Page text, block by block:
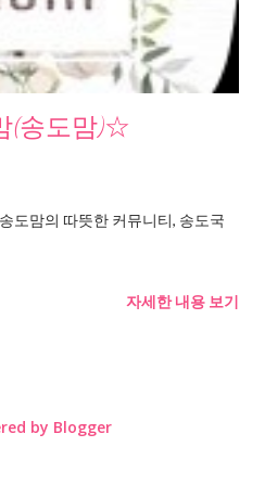
(송도맘)☆
맘의 따뜻한 커뮤니티, 송도국
자세한 내용 보기
by Blogger